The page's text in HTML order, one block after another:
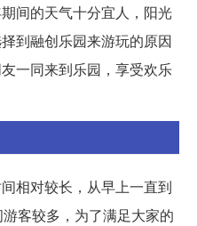
间的天气十分宜人，阳光
到融创乐园来游玩的原因
一同来到乐园，享受欢乐
相对较长，从早上一直到
客较多，为了满足大家的